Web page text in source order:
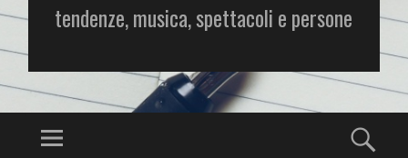
tendenze, musica, spettacoli e persone